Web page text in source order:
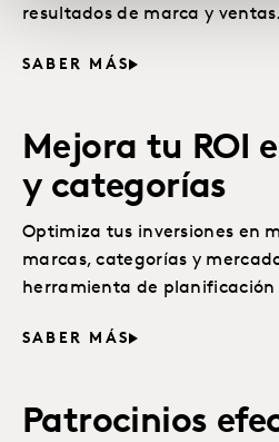
resultados de marca y ventas.
SABER MÁS
Mejora tu ROI
y categorías
Optimiza tus inversiones en
marcas, categorías y
herramienta de planificación
SABER MÁS
Patrocinios